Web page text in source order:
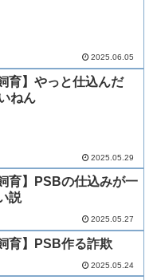
2025.06.05
育】やっと仕込んだ
ねん
2025.05.29
育】PSBの仕込みが一
説
2025.05.27
育】PSB作る詐欺
2025.05.24